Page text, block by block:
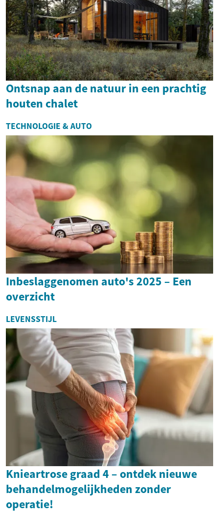
Ontsnap aan de natuur in een prachtig
houten chalet
TECHNOLOGIE & AUTO
Inbeslaggenomen auto's 2025 – Een
overzicht
LEVENSSTIJL
Knieartrose graad 4 – ontdek nieuwe
behandelmogelijkheden zonder
operatie!